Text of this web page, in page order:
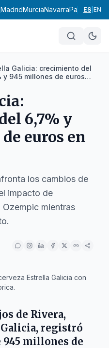
MadridMurciaNavarraPaís Vasco
ES EN
Galicia: crecimiento del
y 945 millones de euros
6,7% y
euros en
los cambios de
impacto de
mientras
Estrella Galicia con
de Rivera,
, registró
millones de